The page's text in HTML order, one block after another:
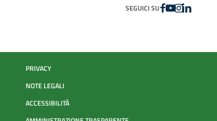
SEGUICI SUFACEBOOK
YOUTUBE
INSTAGRAM
LINKEDIN
PRIVACY
NOTE LEGALI
ACCESSIBILITÀ